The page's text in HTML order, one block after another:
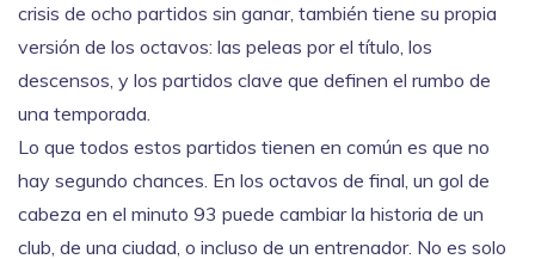
crisis de ocho partidos sin ganar, también tiene su propia
versión de los octavos: las peleas por el título, los
descensos, y los partidos clave que definen el rumbo de
una temporada.
Lo que todos estos partidos tienen en común es que no
hay segundo chances. En los octavos de final, un gol de
cabeza en el minuto 93 puede cambiar la historia de un
club, de una ciudad, o incluso de un entrenador. No es solo